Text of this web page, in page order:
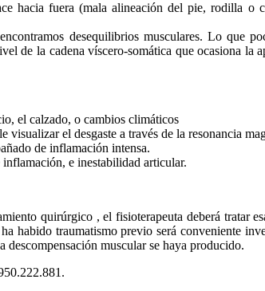
hacia fuera (mala alineación del pie, rodilla o
desequilibrios musculares. Lo que
de la cadena víscero-somática que ocasiona la
el calzado, o cambios climáticos
el desgaste a través de la resonancia
de inflamación intensa.
e inestabilidad articular.
quirúrgico , el fisioterapeuta deberá tratar
habido traumatismo previo será conveniente
descompensación muscular se haya producido.